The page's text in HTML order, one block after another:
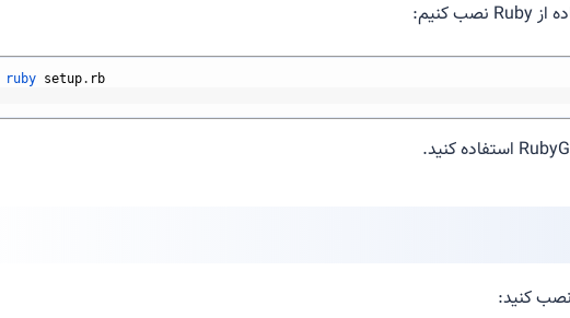
ruby setup. rb